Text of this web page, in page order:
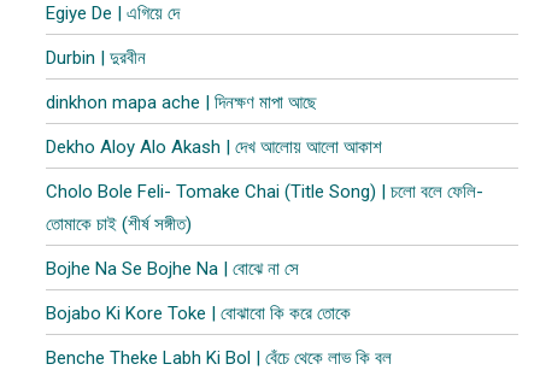
Egiye De | এগিয়ে দে
Durbin | দুরবীন
dinkhon mapa ache | দিনক্ষণ মাপা আছে
Dekho Aloy Alo Akash | দেখ আলোয় আলো আকাশ
Cholo Bole Feli- Tomake Chai (Title Song) | চলো বলে ফেলি-
তোমাকে চাই (শীর্ষ সঙ্গীত)
Bojhe Na Se Bojhe Na | বোঝে না সে
Bojabo Ki Kore Toke | বোঝাবো কি করে তোকে
Benche Theke Labh Ki Bol | বেঁচে থেকে লাভ কি বল